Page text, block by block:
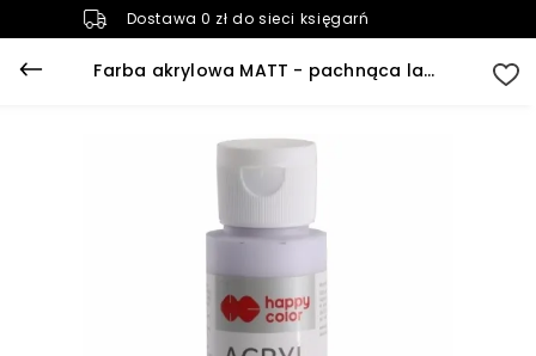
Dostawa 0 zł do sieci księgarń
Farba akrylowa MATT - pachnąca lawenda 60 ml (0060-165)